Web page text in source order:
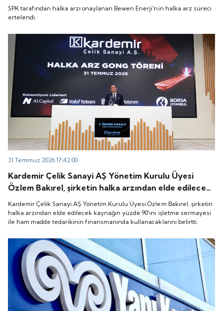
SPK tarafından halka arzı onaylanan Bewen Enerji'nin halka arz süreci
ertelendi.
31 Temmuz 2026 17:42:00
Kardemir Çelik Sanayi AŞ Yönetim Kurulu Üyesi
Özlem Bakırel, şirketin halka arzından elde edilecek
kaynağın yüzde 90'ını işletme sermayesi ile ham
madde tedarikinin finansmanında kullanacaklarını
belirtti.
Kardemir Çelik Sanayi AŞ Yönetim Kurulu Üyesi Özlem Bakırel, şirketin
halka arzından elde edilecek kaynağın yüzde 90'ını işletme sermayesi
ile ham madde tedarikinin finansmanında kullanacaklarını belirtti.